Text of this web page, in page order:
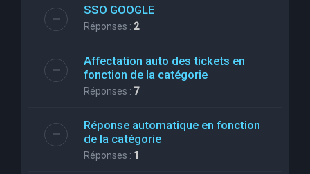
SSO GOOGLE
Réponses : 2
Affectation auto des tickets en
fonction de la catégorie
Réponses : 7
Réponse automatique en fonction
de la catégorie
Réponses : 1